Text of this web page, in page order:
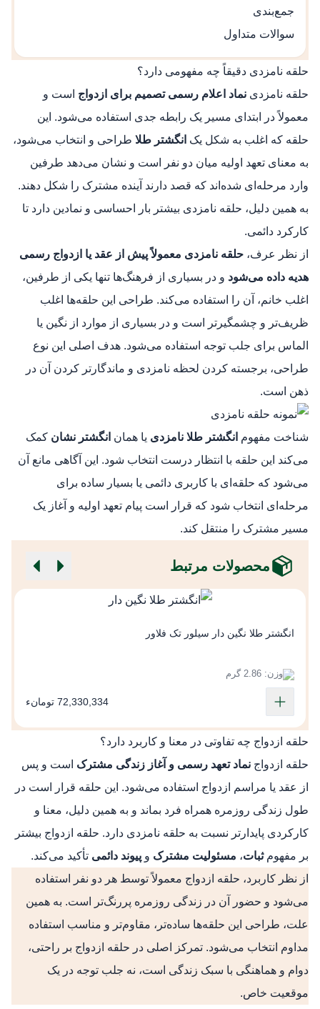
جمع‌بندی
سوالات متداول
حلقه نامزدی دقیقاً چه مفهومی دارد؟
حلقه نامزدی نماد اعلام رسمی تصمیم برای ازدواج است و
معمولاً در ابتدای مسیر یک رابطه جدی استفاده می‌شود. این
حلقه که اغلب به شکل یک انگشتر طلا طراحی و انتخاب می‌شود،
به معنای تعهد اولیه میان دو نفر است و نشان می‌دهد طرفین
وارد مرحله‌ای شده‌اند که قصد دارند آینده مشترک را شکل دهند.
به همین دلیل، حلقه نامزدی بیشتر بار احساسی و نمادین دارد تا
کارکرد دائمی.
از نظر عرف، حلقه نامزدی معمولاً پیش از عقد یا ازدواج رسمی
هدیه داده می‌شود و در بسیاری از فرهنگ‌ها تنها یکی از طرفین،
اغلب خانم، آن را استفاده می‌کند. طراحی این حلقه‌ها اغلب
ظریف‌تر و چشمگیرتر است و در بسیاری از موارد از نگین یا
الماس برای جلب توجه استفاده می‌شود. هدف اصلی این نوع
طراحی، برجسته کردن لحظه نامزدی و ماندگارتر کردن آن در
ذهن است.
شناخت مفهوم انگشتر طلا نامزدی یا همان انگشتر نشان کمک
می‌کند این حلقه با انتظار درست انتخاب شود. این آگاهی مانع آن
می‌شود که حلقه‌ای با کاربری دائمی یا بسیار ساده برای
مرحله‌ای انتخاب شود که قرار است پیام تعهد اولیه و آغاز یک
مسیر مشترک را منتقل کند.
محصولات مرتبط
انگشتر طلا نگین دار سیلور تک فلاور
وزن: 2.86 گرم
72,330,334 تومانء
حلقه ازدواج چه تفاوتی در معنا و کاربرد دارد؟
حلقه ازدواج نماد تعهد رسمی و آغاز زندگی مشترک است و پس
از عقد یا مراسم ازدواج استفاده می‌شود. این حلقه قرار است در
طول زندگی روزمره همراه فرد بماند و به همین دلیل، معنا و
کارکردی پایدارتر نسبت به حلقه نامزدی دارد. حلقه ازدواج بیشتر
بر مفهومثبات، مسئولیت مشترک و پیوند دائمی تأکید می‌کند.
از نظر کاربرد، حلقه ازدواج معمولاً توسط هر دو نفر استفاده
می‌شود و حضور آن در زندگی روزمره پررنگ‌تر است. به همین
علت، طراحی این حلقه‌ها ساده‌تر، مقاوم‌تر و مناسب استفاده
مداوم انتخاب می‌شود. تمرکز اصلی در حلقه ازدواج بر راحتی،
دوام و هماهنگی با سبک زندگی است، نه جلب توجه در یک
موقعیت خاص.